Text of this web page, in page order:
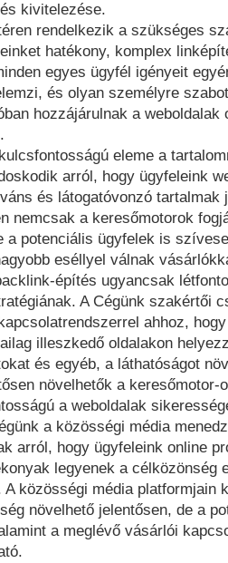
kivitelezése.
rendelkezik a szükséges
hatékony, komplex
egyes ügyfél igényeit
és olyan személyre
hozzájárulnak a weboldalak
eleme a
arról, hogy ügyfeleink
és látogatóvonzó tartalmak
nemcsak a keresőmotorok
a potenciális ügyfelek is
eséllyel válnak
építés ugyancsak
A Cégünk szakértői
ahhoz,
illeszkedő oldalakon
és egyéb, a láthatóságot
növelhetők a
a weboldalak
a közösségi média
arról, hogy ügyfeleink online
legyenek a célközönség
A közösségi média platformjain
növelhető jelentősen, de a
a meglévő vásárlói